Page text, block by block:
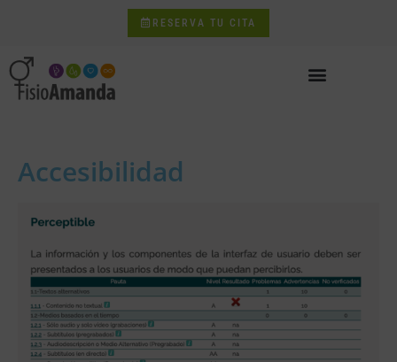
RESERVA TU CITA
Accesibilidad